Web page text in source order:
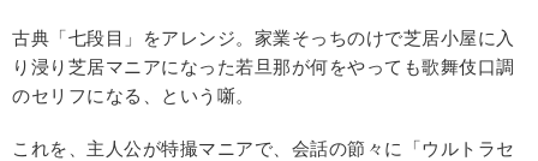
古典「七段目」をアレンジ。家業そっちのけで芝居小屋に入
り浸り芝居マニアになった若旦那が何をやっても歌舞伎口調
のセリフになる、という噺。
これを、主人公が特撮マニアで、会話の節々に「ウルトラセ